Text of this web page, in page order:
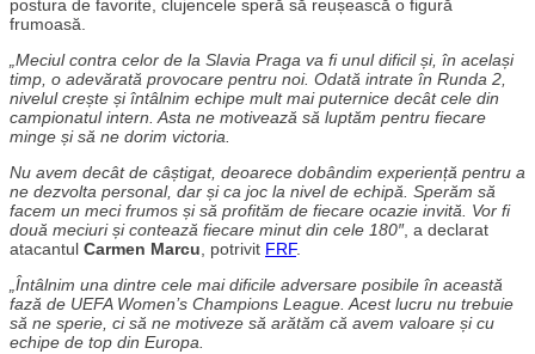
postura de favorite, clujencele speră să reușească o figură
frumoasă.
„Meciul contra celor de la Slavia Praga va fi unul dificil și, în același
timp, o adevărată provocare pentru noi. Odată intrate în Runda 2,
nivelul crește și întâlnim echipe mult mai puternice decât cele din
campionatul intern. Asta ne motivează să luptăm pentru fiecare
minge și să ne dorim victoria.
Nu avem decât de câștigat, deoarece dobândim experiență pentru a
ne dezvolta personal, dar și ca joc la nivel de echipă. Sperăm să
facem un meci frumos și să profităm de fiecare ocazie invită. Vor fi
două meciuri și contează fiecare minut din cele 180″, a declarat
atacantul Carmen Marcu , potrivit FRF.
„Întâlnim una dintre cele mai dificile adversare posibile în această
fază de UEFA Women’s Champions League. Acest lucru nu trebuie
să ne sperie, ci să ne motiveze să arătăm că avem valoare și cu
echipe de top din Europa.